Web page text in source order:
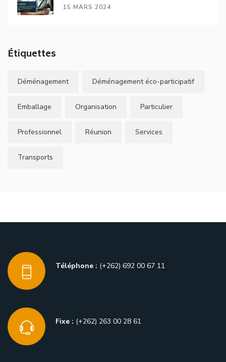
15 MARS 2024
Étiquettes
Déménagement Déménagement éco-participatif
Emballage Organisation Particulier
Professionnel Réunion Services
Transports
Téléphone : (+262) 692 00 67 11
Fixe : (+262) 263 00 28 61